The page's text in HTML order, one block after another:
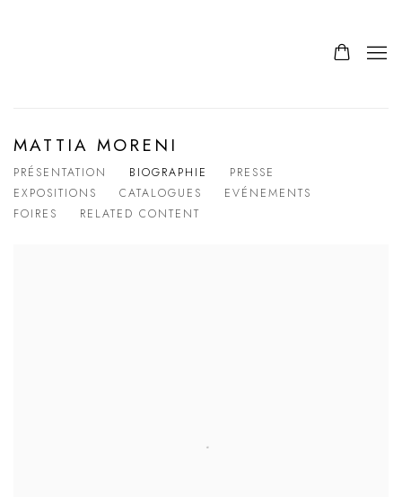
MATTIA MORENI
PRÉSENTATION BIOGRAPHIE
PRESSE
EXPOSITIONS
CATALOGUES
EVÉNEMENTS
FOIRES
RELATED CONTENT